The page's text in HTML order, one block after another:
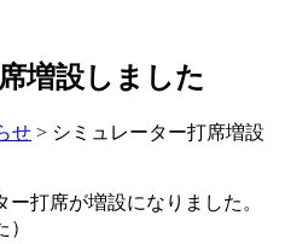
増設しました
せ > シミュレーター打席増設
打席が増設になりました。